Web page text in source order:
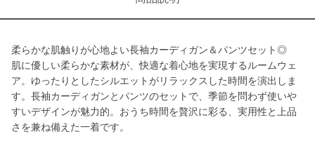
柔らかな肌触りが心地よい長袖カーディガン＆パンツセット◎
肌に優しい柔らかな素材が、快適な着心地を実現するルームウェ
ア。ゆったりとしたシルエットがリラックスした時間を演出しま
す。長袖カーディガンとパンツのセットで、季節を問わず使いや
すいデザインが魅力的。おうち時間を贅沢に彩る、実用性と上品
さを兼ね備えた一着です。